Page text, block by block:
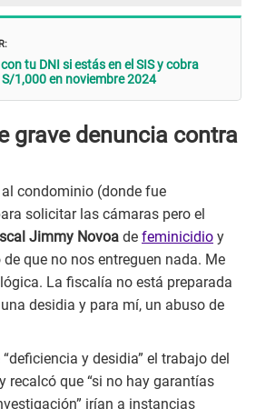
tu DNI si estás en el SIS y cobra
S/1,000 en noviembre 2024
grave denuncia contra
condominio (donde fue
solicitar las cámaras pero el
Jimmy Novoa de feminicidio y
que no nos entreguen nada. Me
La fiscalía no está preparada
desidia y para mí, un abuso de
y desidia” el trabajo del
recalcó que “si no hay garantías
irían a instancias